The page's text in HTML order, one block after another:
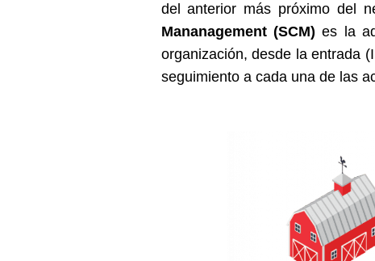
del anterior más próximo del
Mananagement (SCM) es la
organización, desde la entrada
seguimiento a cada una de las